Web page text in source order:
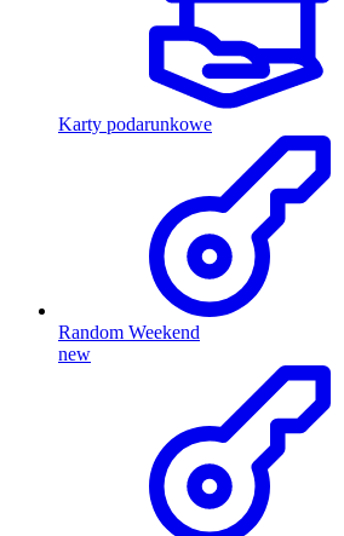
Karty podarunkowe
Random Weekend
new